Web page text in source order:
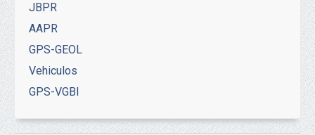
JBPR
AAPR
GPS-GEOL
Vehiculos
GPS-VGBI